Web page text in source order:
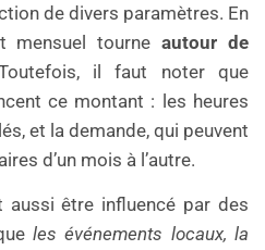
de divers paramètres. En
mensuel tourneautour de
il faut noter que
ce montant : les heures
et la demande, qui peuvent
d’un mois à l’autre.
aussi être influencé par des
les événements locaux, la